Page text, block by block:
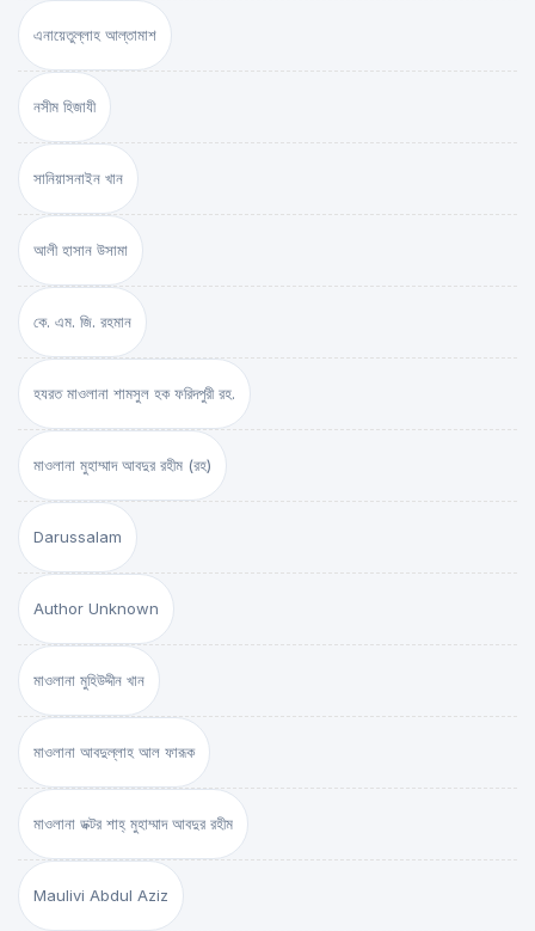
এনায়েতুল্লাহ আল্‌তামাশ
নসীম হিজাযী
সানিয়াসনাইন খান
আলী হাসান উসামা
কে. এম. জি. রহমান
হযরত মাওলানা শামসুল হক ফরিদপুরী রহ.
মাওলানা মুহাম্মাদ আবদুর রহীম (রহ)
Darussalam
Author Unknown
মাওলানা মুহিউদ্দীন খান
মাওলানা আবদুল্লাহ আল ফারূক
মাওলানা ডক্টর শাহ্‌ মুহাম্মাদ আবদুর রহীম
Maulivi Abdul Aziz